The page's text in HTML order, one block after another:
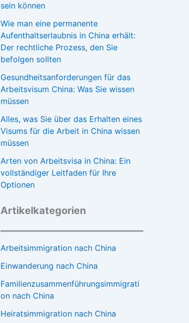
sein können
Wie man eine permanente
Aufenthaltserlaubnis in China erhält:
Der rechtliche Prozess, den Sie
befolgen sollten
Gesundheitsanforderungen für das
Arbeitsvisum China: Was Sie wissen
müssen
Alles, was Sie über das Erhalten eines
Visums für die Arbeit in China wissen
müssen
Arten von Arbeitsvisa in China: Ein
vollständiger Leitfaden für Ihre
Optionen
Artikelkategorien
Arbeitsimmigration nach China
Einwanderung nach China
Familienzusammenführungsimmigrati
on nach China
Heiratsimmigration nach China